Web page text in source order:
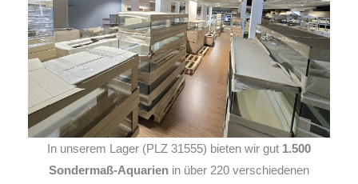
In unserem Lager (PLZ 31555) bieten wir gut 1.500
Sondermaß-Aquarien in über 220 verschiedenen